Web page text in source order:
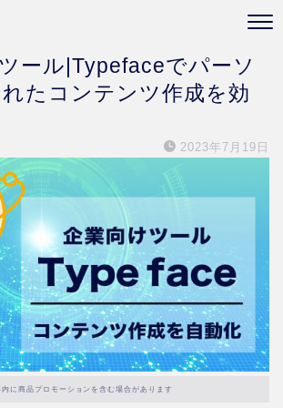
ール|Typefaceでパーソ
たコンテンツ作成を効
2023年7月19日
内に商品プロモーションを含む場合があります